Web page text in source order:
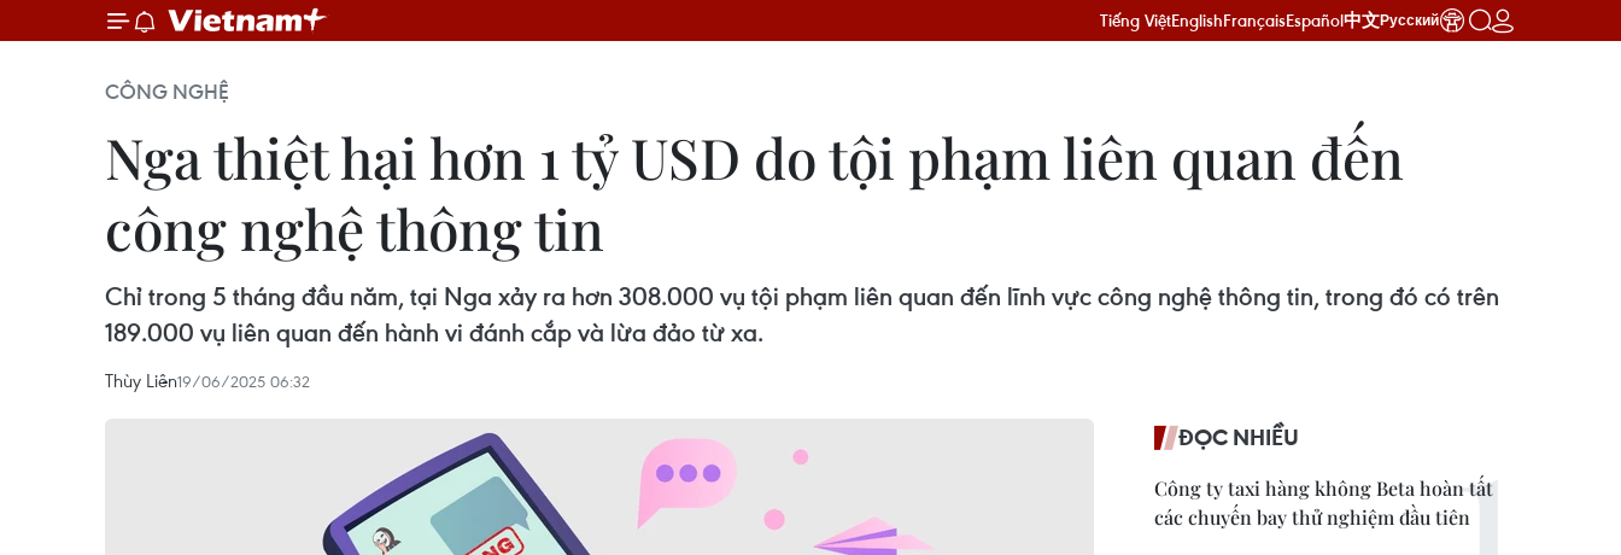
Tiếng ViệtEnglishFrançaisEspañol中文Русский
CÔNG NGHỆ
Nga thiệt hại hơn 1 tỷ USD do tội phạm liên quan đến
công nghệ thông tin
Chỉ trong 5 tháng đầu năm, tại Nga xảy ra hơn 308.000 vụ tội phạm liên quan đến lĩnh vực công nghệ thông tin, trong đó có trên
189.000 vụ liên quan đến hành vi đánh cắp và lừa đảo từ xa.
Thùy Liên19/06/2025 06:32
ĐỌC NHIỀU
Công ty taxi hàng không Beta hoàn tất
các chuyến bay thử nghiệm đầu tiên